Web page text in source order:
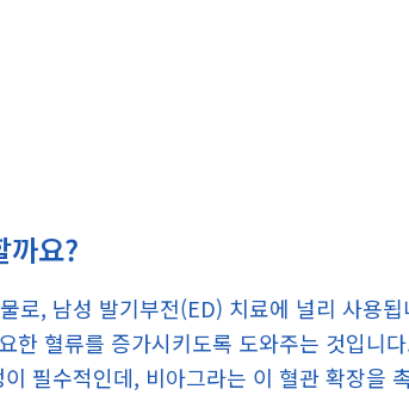
까요?
로, 남성 발기부전(ED) 치료에 널리 사용
한 혈류를 증가시키도록 도와주는 것입니
필수적인데, 비아그라는 이 혈관 확장을